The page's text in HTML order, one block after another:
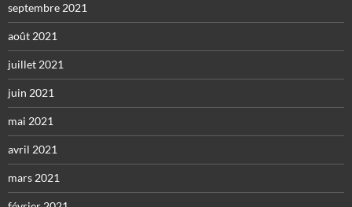
septembre 2021
août 2021
juillet 2021
juin 2021
mai 2021
avril 2021
mars 2021